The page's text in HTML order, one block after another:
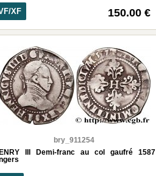
XF 150.00 €
bry_911254
III Demi-franc au col gaufré 1587